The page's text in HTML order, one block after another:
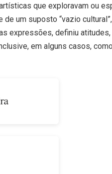
que exploravam ou
um suposto “vazio
expressões, definiu
em alguns casos,